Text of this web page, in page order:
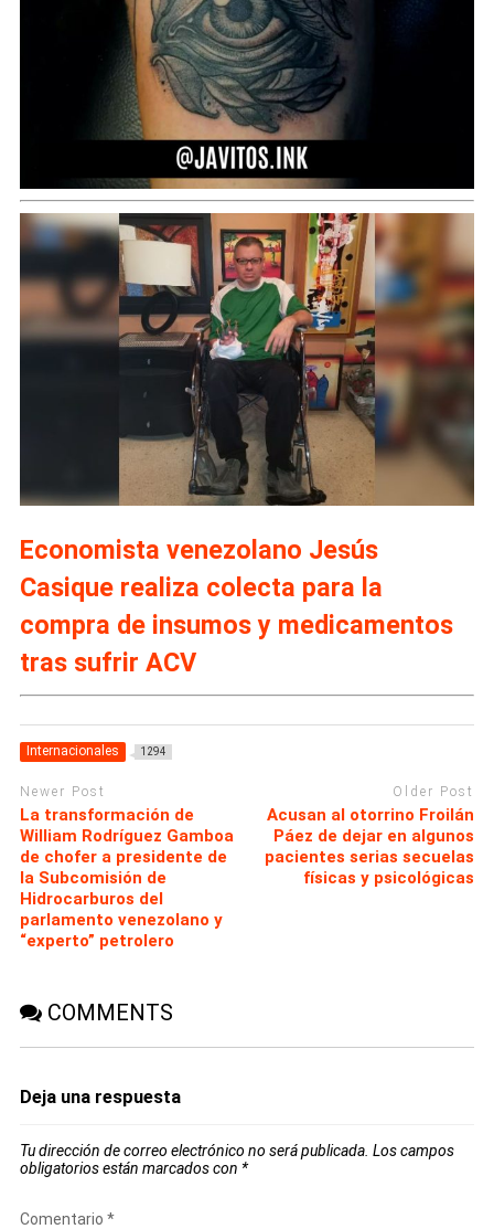
Economista venezolano Jesús
Casique realiza colecta para la
compra de insumos y medicamentos
tras sufrir ACV
Internacionales 1294
Newer Post
La transformación de
William Rodríguez Gamboa
de chofer a presidente de
la Subcomisión de
Hidrocarburos del
parlamento venezolano y
“experto” petrolero
Older Post
Acusan al otorrino Froilán
Páez de dejar en algunos
pacientes serias secuelas
físicas y psicológicas
COMMENTS
Deja una respuesta
Tu dirección de correo electrónico no será publicada. Los campos
obligatorios están marcados con *
Comentario *